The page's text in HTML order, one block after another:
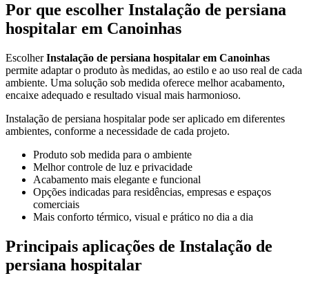
Por que escolher Instalação de persiana
hospitalar em Canoinhas
EscolherInstalação de persiana hospitalar em Canoinhas
permite adaptar o produto às medidas, ao estilo e ao uso real de cada
ambiente. Uma solução sob medida oferece melhor acabamento,
encaixe adequado e resultado visual mais harmonioso.
Instalação de persiana hospitalar pode ser aplicado em diferentes
ambientes, conforme a necessidade de cada projeto.
Produto sob medida para o ambiente
Melhor controle de luz e privacidade
Acabamento mais elegante e funcional
Opções indicadas para residências, empresas e espaços
comerciais
Mais conforto térmico, visual e prático no dia a dia
Principais aplicações de Instalação de
persiana hospitalar